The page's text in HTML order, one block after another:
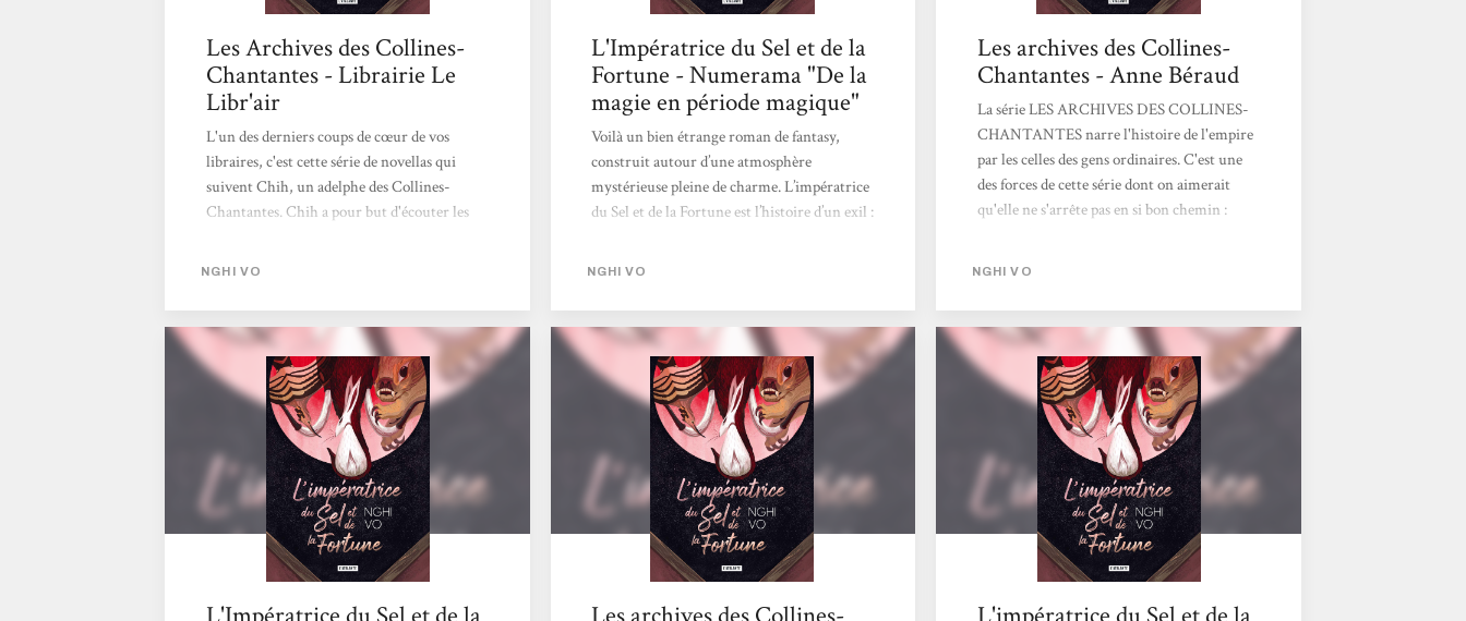
Les Archives des Collines-
Chantantes - Librairie Le
Libr'air
L'un des derniers coups de cœur de vos
libraires, c'est cette série de novellas qui
suivent Chih, un adelphe des Collines-
Chantantes. Chih a pour but d'écouter les
consigner, afin de garder en mémoire les
doux, très bien écrit et rapide à lire, en plus
de donner à réfléchir sur les histoires et leur
portée. On adore !
NGHI VO
L'Impératrice du Sel et de la
Fortune - Numerama "De la
magie en période magique"
Voilà un bien étrange roman de fantasy,
construit autour d’une atmosphère
mystérieuse pleine de charme. L’impératrice
du Sel et de la Fortune est l’histoire d’un exil :
notamment dans une demeure, près d’un lac
rend Chih, un adelphe venant d’une abbaye,
ainsi que Presque-Brillante, une sorte
d’animal magique. Sur place, les objets ont
une histoire particulièrement. Mais il y a
aussi une rencontre, faisant intervenir un
autre point de vue : celui de Lapin, une
ancienne servante de In-yo. Lapin va,
justement,...
NGHI VO
Les archives des Collines-
Chantantes - Anne Béraud
La série LES ARCHIVES DES COLLINES-
CHANTANTES narre l'histoire de l'empire
par les celles des gens ordinaires. C'est une
des forces de cette série dont on aimerait
qu'elle ne s'arrête pas en si bon chemin :
qu'iel rencontre. Accompagné de Presque-
Brillante, une oiselle à la mémoire infaillible
et au caractère bien trempé, Chih va, au
cours de ses pérégrinations, rencontrer
"gens de rien" qui s'avéreront d'une richesse
incroyable. Ces trois novellas dessinent un
paysage...
NGHI VO